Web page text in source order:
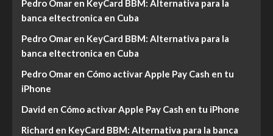
Pedro Omar en KeyCard BBM: Alternativa para la
banca eltectronica en Cuba
Pedro Omar en KeyCard BBM: Alternativa para la
banca eltectronica en Cuba
Pedro Omar en Cómo activar Apple Pay Cash en tu
iPhone
David en Cómo activar Apple Pay Cash en tu iPhone
Richard en KeyCard BBM: Alternativa para la banca